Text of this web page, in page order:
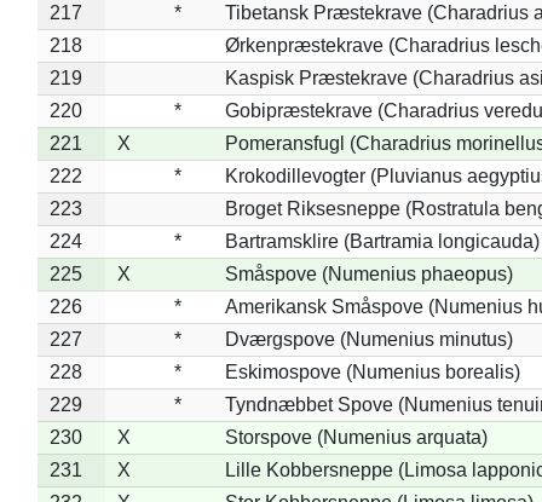
217
*
Tibetansk Præstekrave (Charadrius
218
Ørkenpræstekrave (Charadrius
219
Kaspisk Præstekrave (Charadrius
220
*
Gobipræstekrave (Charadrius
221
X
Pomeransfugl (Charadrius
222
*
Krokodillevogter (Pluvianus
223
Broget Riksesneppe (Rostratula
224
*
Bartramsklire (Bartramia longicauda)
225
X
Småspove (Numenius phaeopus)
226
*
Amerikansk Småspove (Numenius
227
*
Dværgspove (Numenius minutus)
228
*
Eskimospove (Numenius borealis)
229
*
Tyndnæbbet Spove (Numenius
230
X
Storspove (Numenius arquata)
231
X
Lille Kobbersneppe (Limosa